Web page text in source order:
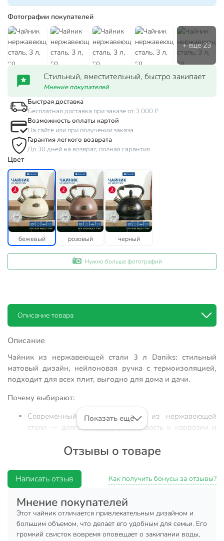
Фотографии покупателей
Стильный, вместительный, быстро закипает
Мнение покупателей
Быстрая доставка
Бесплатная доставка при заказе от 3 000 ₽
Возможность оплаты картой
На сайте или при получении заказа
Гарантия легкого возврата
До 30 дней на возврат, полная гарантия
Цвет
бежевый розовый черный
Нужно больше фотографий
Описание товара
Описание
Чайник из нержавеющей стали 3 л Daniks: стильный
матовый дизайн, нейлоновая ручка с термоизоляцией,
подходит для всех плит, выгодно для дома и дачи.
Почему выбирают:
Современный матовый корпус из нержавеющей
стали — долговечность, устойчивость к коррозии и
Объем 3 литра, термоизолированная нейлоновая
безопасно держать, быстро закипает вода.
Идеален для семьи, дачи или в подарок: подходит
для индукционных, газовых, электрических и
стеклокерамических плит.
Чайник Daniks GS-04517H-1 — оптимальный выбор для
Показать ещё
Отзывы о товаре
Написать отзыв Как получить бонусы за отзывы?
Мнение покупателей
Этот чайник отличается привлекательным дизайном и
большим объемом, что делает его удобным для семьи. Его
громкий свисток вовремя оповещает о закипании воды,